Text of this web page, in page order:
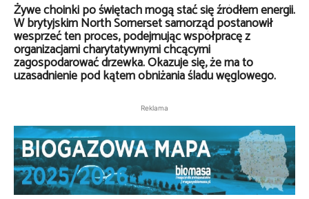
Żywe choinki po świętach mogą stać się źródłem energii.
W brytyjskim North Somerset samorząd postanowił
wesprzeć ten proces, podejmując współpracę z
organizacjami charytatywnymi chcącymi
zagospodarować drzewka. Okazuje się, że ma to
uzasadnienie pod kątem obniżania śladu węglowego.
Reklama